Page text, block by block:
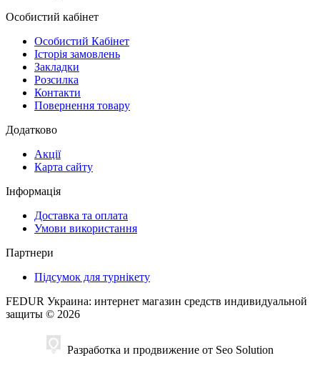
Особистий кабінет
Особистий Кабінет
Історія замовлень
Закладки
Розсилка
Контакти
Повернення товару
Додатково
Акції
Карта сайту
Інформація
Доставка та оплата
Умови використання
Партнери
Підсумок для турнікету
FEDUR Украина: интернет магазин средств индивидуальной
защиты © 2026
Разработка и продвижение от Seo Solution